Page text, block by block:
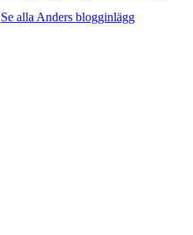
Se alla Anders blogginlägg